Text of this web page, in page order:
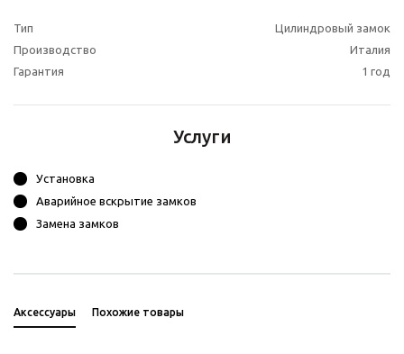
Тип
Цилиндровый замок
Производство
Италия
Гарантия
1 год
Услуги
Установка
Аварийное вскрытие замков
Замена замков
Аксессуары Похожие товары